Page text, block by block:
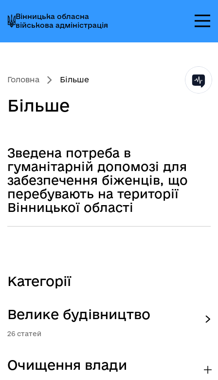
до
головного
меню
до
головного
вмісту
до
головного
колонтитула
Вінницька обласна
військова адміністрація
Головна Більше
Більше
Зміст статті
Зведена потреба в
гуманітарній допомозі для
забезпечення біженців, що
перебувають на території
Вінницької області
Категорії
Велике будівництво
26
Очищення влади